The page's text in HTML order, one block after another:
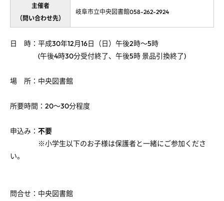
主催者
（問い合わせ先）
岐阜市立中央図書館058-262-2924
日 時：平成30年12月16日（日）午後2時～5時
(午後4時30分受付終了、午後5時 景品引換終了)
場 所：中央図書館
所要時間：20～30分程度
申込み： 不要
※小学生以下のお子様は保護者と一緒にご参加くださ
い。
問合せ：中央図書館